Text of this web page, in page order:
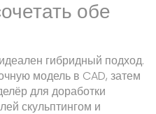
обе
гибридный подход.
модель в CAD, затем
для доработки
скульптингом и